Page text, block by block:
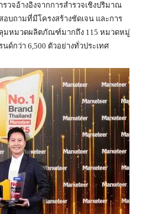
วจอ้างอิงจากการสำรวจเชิงปริมาณ
อบถามที่มีโครงสร้างชัดเจน และการ
หมวดผลิตภัณฑ์มากถึง 115 หมวดหมู่
ด์กว่า 6,500 ตัวอย่างทั่วประเทศ